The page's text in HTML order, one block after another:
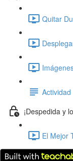
Quitar
Actividad
¡Despedida y
El Mejor